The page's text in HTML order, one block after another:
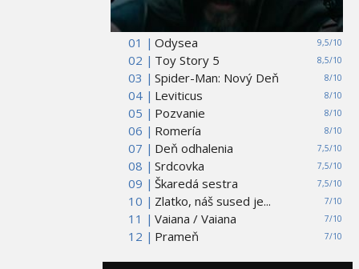
01 | 9,5/10
Odysea
02 |
8,5/10
Toy Story 5
03 |
8/10
Spider-Man: Nový Deň
04 |
8/10
Leviticus
05 |
8/10
Pozvanie
06 |
8/10
Romería
07 |
7,5/10
Deň odhalenia
08 |
7,5/10
Srdcovka
09 |
7,5/10
Škaredá sestra
10 |
7/10
Zlatko, náš sused je...
11 |
7/10
Vaiana / Vaiana
12 |
7/10
Prameň